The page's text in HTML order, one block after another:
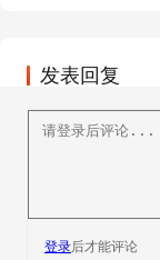
发表回复
登录后才能评论